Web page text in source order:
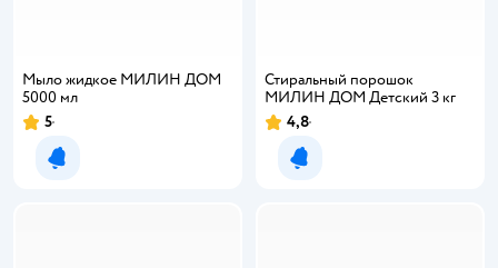
Мыло жидкое МИЛИН ДОМ
5000 мл
Рейтинг:
5
Уведомить о появлении
Стиральный порошок
МИЛИН ДОМ Детский 3 кг
Рейтинг:
4,8
Уведомить о появлении